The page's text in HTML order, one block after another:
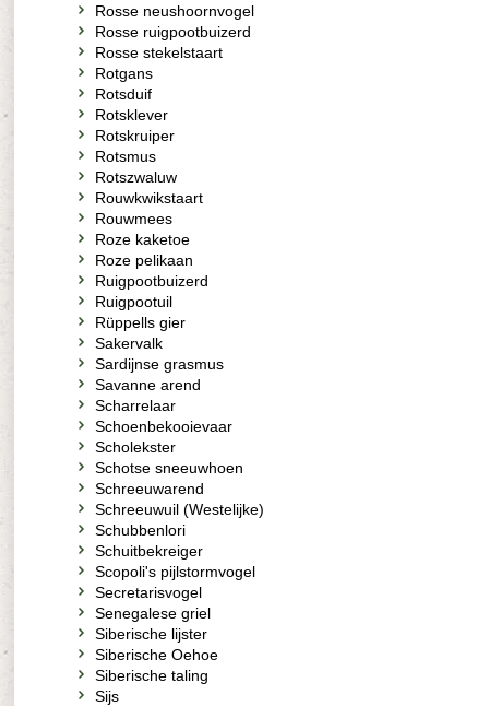
Rosse neushoornvogel
Rosse ruigpootbuizerd
Rosse stekelstaart
Rotgans
Rotsduif
Rotsklever
Rotskruiper
Rotsmus
Rotszwaluw
Rouwkwikstaart
Rouwmees
Roze kaketoe
Roze pelikaan
Ruigpootbuizerd
Ruigpootuil
Rüppells gier
Sakervalk
Sardijnse grasmus
Savanne arend
Scharrelaar
Schoenbekooievaar
Scholekster
Schotse sneeuwhoen
Schreeuwarend
Schreeuwuil (Westelijke)
Schubbenlori
Schuitbekreiger
Scopoli's pijlstormvogel
Secretarisvogel
Senegalese griel
Siberische lijster
Siberische Oehoe
Siberische taling
Sijs